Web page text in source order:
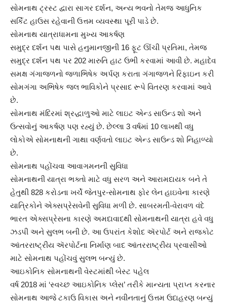
સોમનાથ ટ્રસ્ટ દ્વારા સાગર દર્શન, અન્ય ભવનો તેમજ આધુનિક
સર્કિટ હાઉસ રહેવાની ઉત્તમ વ્યવસ્થા પૂરી પાડે છે.
સોમનાથ યાત્રાધામના મુખ્ય આકર્ષણ
સમુદ્ર દર્શન પથ પાસે હનુમાનજીની 16 ફૂટ ઊંચી પ્રતિમા, તેમજ
સમુદ્ર દર્શન પથ પર 202 મારુતિ હાટ ઉભી કરવામાં આવી છે. મહાદેવ
સમક્ષ ગંગાજળનો જળાભિષેક અર્પણ કરાતા ગંગાજળને રિફાઇન કરી
સોમગંગા અભિષેક જલ ભાવિકોને પ્રસાદ રૂપે વિતરણ કરવામાં આવે
છે.
સોમનાથ મંદિરમાં શ્રદ્ધાળુઓ માટે લાઇટ એન્ડ સાઉન્ડ શો અને
ઉત્સવોનું આકર્ષણ પણ રહ્યું છે. છેલ્લા 3 વર્ષમાં 10 લાખથી વધુ
લોકોએ સોમનાથની ગાથા વર્ણવતો લાઇટ એન્ડ સાઉન્ડ શો નિહાળ્યો
છે.
સોમનાથ પહોંચવા આવાગમનની સુવિધા
સોમનાથની યાત્રા ભક્તો માટે વધુ સરળ અને આરામદાયક બને તે
હેતુથી 828 કરોડના ખર્ચે જેતપુર-સોમનાથ ફોર લેન હાઇવેના કારણે
યાત્રિકોને એક્સપ્રેસવેની સુવિધા મળી છે. સાબરમતી-વેરાવળ વંદે
ભારત એક્સપ્રેસના કારણે અમદાવાદથી સોમનાથની યાત્રા હવે વધુ
ઝડપી અને સુલભ બની છે. આ ઉપરાંત કેશોદ ઍરપોર્ટ અને રાજકોટ
આંતરરાષ્ટ્રીય ઍરપોર્ટના નિર્માણ બાદ આંતરરાષ્ટ્રીય પ્રવાસીઓ
માટે સોમનાથ પહોંચવું સુલભ બન્યું છે.
આઇકોનિક સોમનાથની વેસ્ટમાંથી બેસ્ટ પહેલ
વર્ષ 2018 માં ‘સ્વચ્છ આઇકોનિક પ્લેસ’ તરીકે માન્યતા પ્રાપ્ત કરનાર
સોમનાથ આજે ટકાઉ વિકાસ અને નવીનતાનું ઉત્તમ ઉદાહરણ બન્યું